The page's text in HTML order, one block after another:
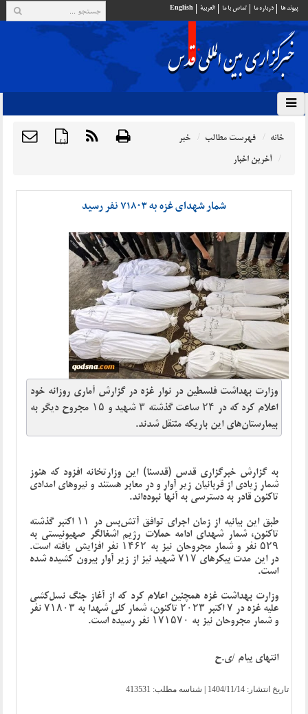
پيوند ها درباره ما تماس با ما العربية English
{ } خانه فهرست مطالب
خبر
آخرین اخبار
شمار شهدای غزه به ۷۱۸۰۳ نفر رسید
وزارت بهداشت فلسطین در نوار غزه در گزارش آماری روزانه خود
اعلام کرد که در ۲۴ ساعت گذشته ۳ شهید و ۱۵ مجروح دیگر به
بیمارستان‌های این باریکه منتقل شدند.
به گزارش خبرگزاری قدس (قدسنا) این وزارتخانه افزود که هنوز
شمار زیادی از قربانیان زیر آوار و در معابر هستند و نیروهای امدادی
تاکنون قادر به دسترسی به آنها نبوده‌اند.
طبق این بیانیه از زمان اجرای توافق آتش‌بس در ۱۱ اکتبر گذشته
تاکنون، شمار شهدای ادامه حملات رژیم اشغالگر صهیونیستی به
۵۲۹ نفر و شمار مجروحان نیز به ۱۴۶۲ نفر افزایش یافته است.
در این مدت پیکرهای ۷۱۷ شهید نیز از زیر آوار بیرون کشیده شده
است.
وزارت بهداشت غزه همچنین اعلام کرد که از آغاز جنگ نسل‌کشی
علیه غزه در ۷ اکتبر ۲۰۲۳ تاکنون، شمار کلی شهدا به ۷۱۸۰۳ نفر
و شمار مجروحان نیز به ۱۷۱۵۷۰ نفر رسیده است.
انتهای پیام /ی.ح
تاریخ انتشار: 1404/11/14 | شناسه مطلب: 413531